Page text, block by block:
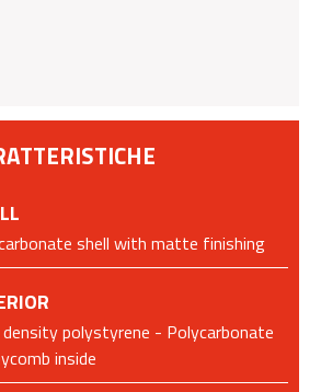
shell with matte finishing
density polystyrene - Polycarbonate
inside